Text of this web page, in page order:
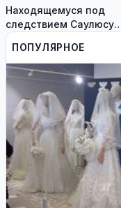
Находящемуся под
следствием Саулюсу
Сквернялису временно
разрешили выехать за
границу
ПОПУЛЯРНОЕ